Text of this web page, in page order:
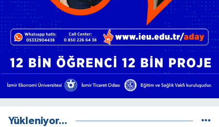
Yükleniyor...